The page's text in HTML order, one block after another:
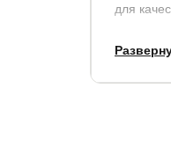
для
Чехол
бурлетом